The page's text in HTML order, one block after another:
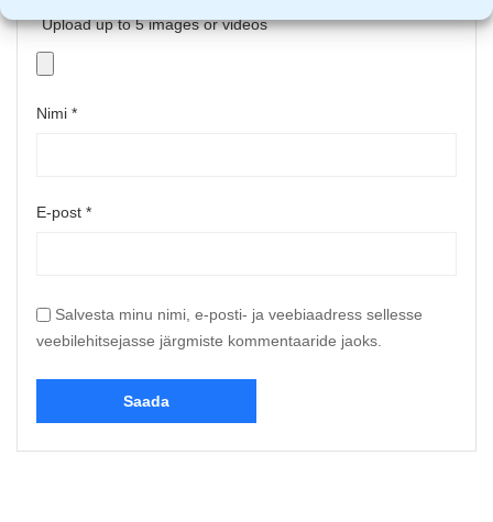
Upload up to 5 images or videos
Nimi *
E-post *
Salvesta minu nimi, e-posti- ja veebiaadress sellesse
veebilehitsejasse järgmiste kommentaaride jaoks.